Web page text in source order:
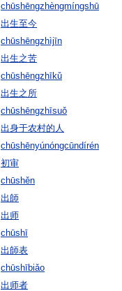
chūshēngzhèngmíngshū
出生至今
chūshēngzhìjīn
出生之苦
chūshēngzhīkǔ
出生之所
chūshēngzhīsuǒ
出身于农村的人
chūshēnyúnóngcūndírén
初审
chūshěn
出師
出师
chūshī
出師表
chūshībiǎo
出师者